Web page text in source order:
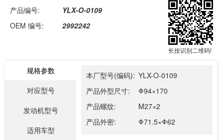
产品编号:
YLX-O-0109
OEM 编号:
2992242
长按识别二维码!
规格参数
对应型号
发动机型号
适用车型
本厂型号(编码): YLX-O-0109
产品外型尺寸:
Φ94×170
产品螺纹:
M27×2
产品外密:
Φ71.5×Φ62